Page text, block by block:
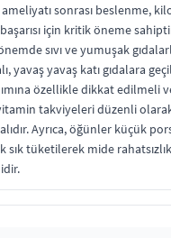
sonrası beslenme,
için kritik öneme
sıvı ve yumuşak
yavaş yavaş katı gıdalara
özellikle dikkat edilmeli
takviyeleri düzenli
Ayrıca, öğünler küçük
sık tüketilerek mide